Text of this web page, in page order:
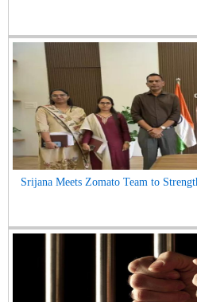
Srijana Meets Zomato Team to